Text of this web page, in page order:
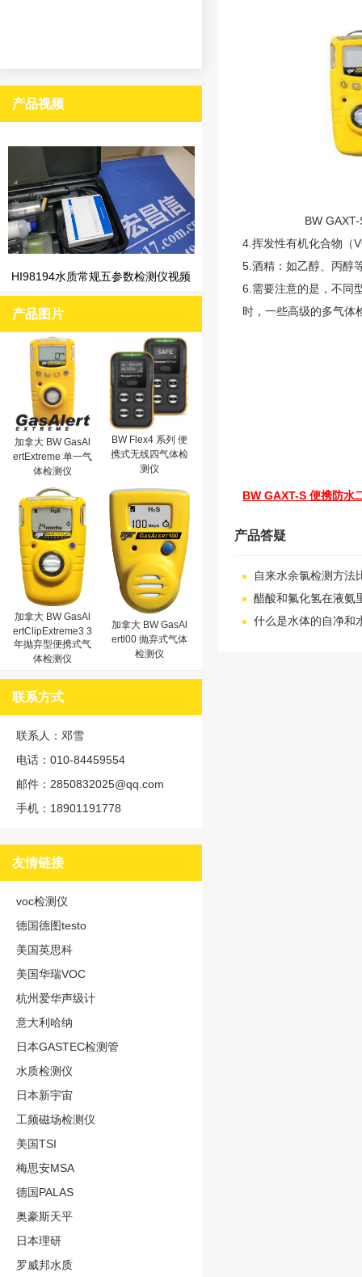
产品视频
HI98194水质常规五参数检测仪视频
产品图片
加拿大 BW GasAl
ertExtreme 单一气
体检测仪
BW Flex4 系列 便
携式无线四气体检
测仪
加拿大 BW GasAl
ertClipExtreme3 3
年抛弃型便携式气
体检测仪
加拿大 BW GasAl
ertl00 抛弃式气体
检测仪
联系方式
联系人：邓雪
电话：010-84459554
邮件：2850832025@qq.com
手机：18901191778
友情链接
voc检测仪
德国德图testo
美国英思科
美国华瑞VOC
杭州爱华声级计
意大利哈纳
日本GASTEC检测管
水质检测仪
日本新宇宙
工频磁场检测仪
美国TSI
梅思安MSA
德国PALAS
奥豪斯天平
日本理研
罗威邦水质
BW
4.挥发性有机化合物（
5.酒精：如乙醇、丙醇
6.需要注意的是，不同
时，一些高级的多气体
BW GAXT-S 便携防水
产品答疑
自来水余氯检测方法
醋酸和氟化氢在液氨
什么是水体的自净和